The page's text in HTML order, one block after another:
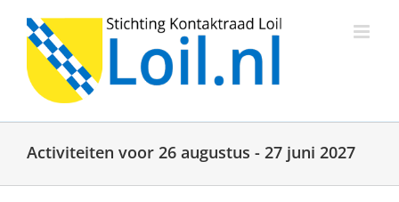
inhoud
Activiteiten voor 26 augustus - 27 juni 2027